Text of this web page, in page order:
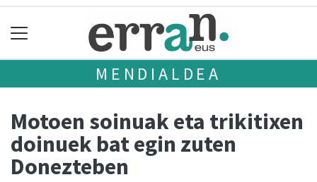
MENDIALDEA
Motoen soinuak eta trikitixen
doinuek bat egin zuten
Donezteben